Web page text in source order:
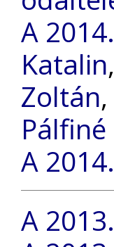
A
Katalin,
Zoltán,
Pálfiné
A
A